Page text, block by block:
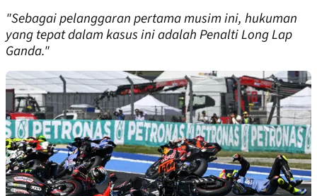
"Sebagai pelanggaran pertama musim ini, hukuman
yang tepat dalam kasus ini adalah Penalti Long Lap
Ganda."